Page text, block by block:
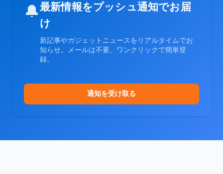
🔔最新情報をプッシュ通知でお届
け
新記事やガジェットニュースをリアルタイムでお
知らせ。メールは不要、ワンクリックで簡単登
録。
通知を受け取る